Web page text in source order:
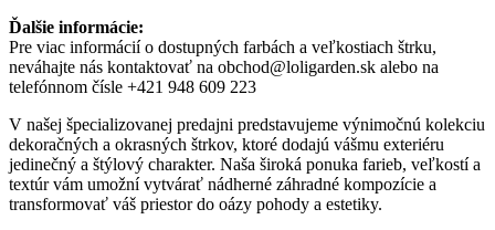
Ďalšie informácie:
Pre viac informácií o dostupných farbách a veľkostiach štrku,
neváhajte nás kontaktovať na obchod@loligarden.sk alebo na
telefónnom čísle +421 948 609 223
V našej špecializovanej predajni predstavujeme výnimočnú kolekciu
dekoračných a okrasných štrkov, ktoré dodajú vášmu exteriéru
jedinečný a štýlový charakter. Naša široká ponuka farieb, veľkostí a
textúr vám umožní vytvárať nádherné záhradné kompozície a
transformovať váš priestor do oázy pohody a estetiky.